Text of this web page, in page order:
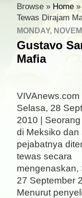
Browse » Home »
Tewas Dirajam
MONDAY,
Gustavo
Mafia
VIVAnews.com
Selasa, 28
2010 |
di Meksiko dan
pejabatnya
tewas secara
mengenaskan,
27 September
Menurut